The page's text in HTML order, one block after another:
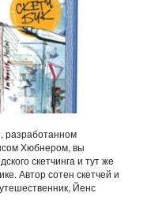
разработанном
Хюбнером, вы
скетчинга и тут же
Автор сотен скетчей и
Йенс